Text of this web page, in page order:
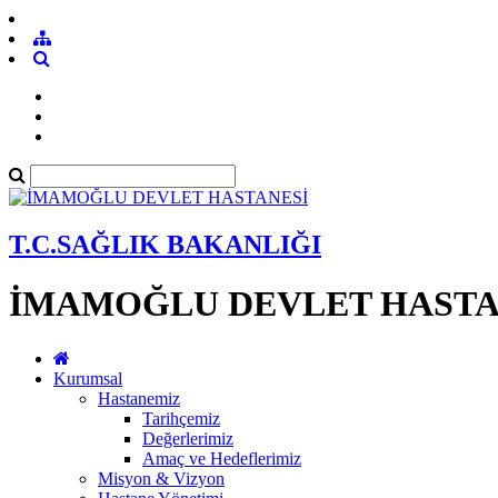
T.C.SAĞLIK BAKANLIĞI
İMAMOĞLU DEVLET
Kurumsal
Hastanemiz
Tarihçemiz
Değerlerimiz
Amaç ve Hedeflerimiz
Misyon & Vizyon